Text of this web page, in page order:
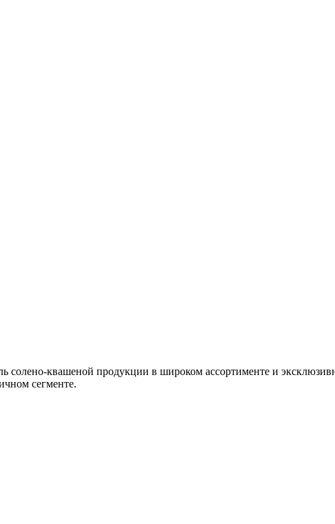
солено-квашеной продукции в широком ассортименте и
сегменте.